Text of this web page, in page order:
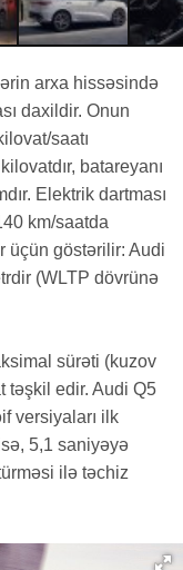
arxa hissəsində
daxildir. Onun
saatı
batareyanı
Elektrik dartması
km/saatda
üçün göstərilir: Audi
(WLTP dövrünə
sürəti (kuzov
təşkil edir. Audi Q5
versiyaları ilk
5,1 saniyəyə
ilə təchiz